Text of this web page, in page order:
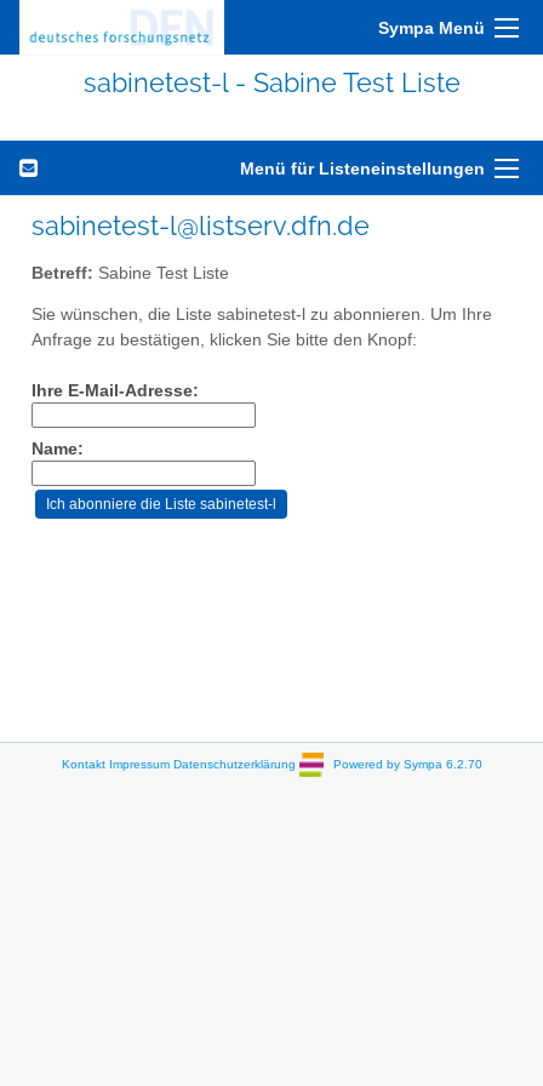
Sympa Menü
sabinetest-l - Sabine Test Liste
Menü für Listeneinstellungen
sabinetest-l@listserv.dfn.de
Betreff: Sabine Test Liste
Sie wünschen, die Liste sabinetest-l zu abonnieren. Um Ihre
Anfrage zu bestätigen, klicken Sie bitte den Knopf:
Ihre E-Mail-Adresse:
Name:
Kontakt Impressum Datenschutzerklärung Powered by Sympa 6.2.70